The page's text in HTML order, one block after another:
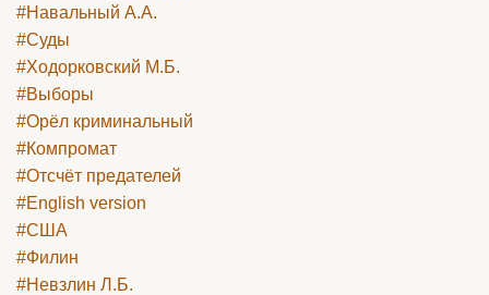
#Навальный А.А.
#Суды
#Ходорковский М.Б.
#Выборы
#Орёл криминальный
#Компромат
#Отсчёт предателей
#English version
#США
#Филин
#Невзлин Л.Б.